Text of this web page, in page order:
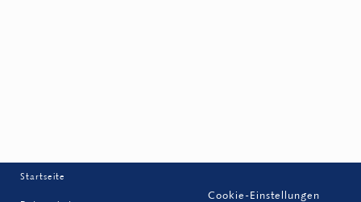
Startseite
Cookie-Einstellungen